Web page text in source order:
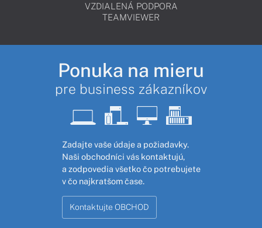
VZDIALENÁ PODPORA
TEAMVIEWER
Ponuka na mieru
pre business zákazníkov
Zadajte vaše údaje a požiadavky.
Naši obchodníci vás kontaktujú,
a zodpovedia všetko čo potrebujete
v čo najkratšom čase.
Kontaktujte OBCHOD